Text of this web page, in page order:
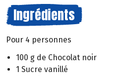
Ingrédients
Pour 4 personnes
100 g de Chocolat noir
1 Sucre vanillé